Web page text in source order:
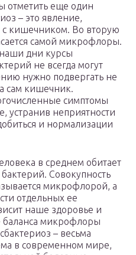
отметить еще один
– это явление,
с кишечником. Во вторую
самой микрофлоры.
дни курсы
не всегда могут
нужно подвергать не
сам кишечник.
симптомы
устранив неприятности
и нормализации
в среднем обитает
Совокупность
микрофлорой, а
отдельных ее
наше здоровье и
баланса микрофлоры
– весьма
в современном мире,